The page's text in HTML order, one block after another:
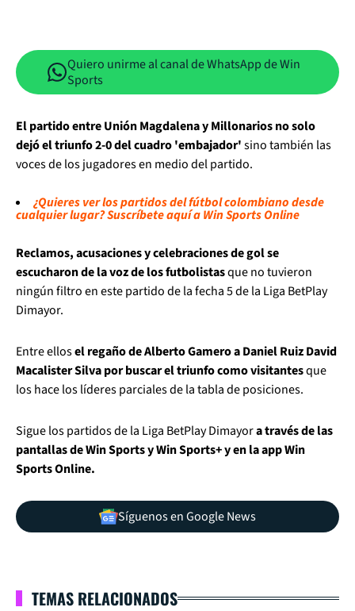
Quiero unirme al canal de WhatsApp de Win
Sports
El partido entre Unión Magdalena y Millonarios no solo
dejó el triunfo 2-0 del cuadro 'embajador'sino también las
voces de los jugadores en medio del partido.
¿Quieres ver los partidos del fútbol colombiano desde
cualquier lugar? Suscríbete aquí a Win Sports Online
Reclamos, acusaciones y celebraciones de gol se
escucharon de la voz de los futbolistasque no tuvieron
ningún filtro en este partido de la fecha 5 de la Liga BetPlay
Dimayor.
Entre ellosel regaño de Alberto Gamero a Daniel Ruiz David
Macalister Silva por buscar el triunfo como visitantesque
los hace los líderes parciales de la tabla de posiciones.
Sigue los partidos de la Liga BetPlay Dimayora través de las
pantallas de Win Sports y Win Sports+ y en la app Win
Sports Online.
Síguenos en Google News
TEMAS RELACIONADOS